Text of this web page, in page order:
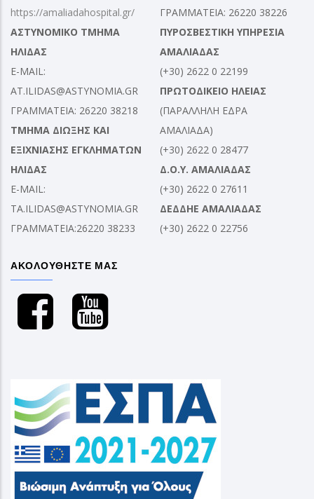
https://amaliadahospital.gr/
ΑΣΤΥΝΟΜΙΚΟ ΤΜΗΜΑ
ΗΛΙΔΑΣ
E-MAIL:
AT.ILIDAS@ASTYNOMIA.GR
ΓΡΑΜΜΑΤΕΙΑ: 26220 38218
ΤΜΗΜΑ ΔΙΩΞΗΣ ΚΑΙ
ΕΞΙΧΝΙΑΣΗΣ ΕΓΚΛΗΜΑΤΩΝ
ΗΛΙΔΑΣ
E-MAIL:
TA.ILIDAS@ASTYNOMIA.GR
ΓΡΑΜΜΑΤΕΙΑ:26220 38233
ΓΡΑΜΜΑΤΕΙΑ: 26220 38226
ΠΥΡΟΣΒΕΣΤΙΚΗ ΥΠΗΡΕΣΙΑ
ΑΜΑΛΙΑΔΑΣ
(+30) 2622 0 22199
ΠΡΩΤΟΔΙΚΕΙΟ ΗΛΕΙΑΣ
(ΠΑΡΑΛΛΗΛΗ ΕΔΡΑ
ΑΜΑΛΙΑΔΑ)
(+30) 2622 0 28477
Δ.Ο.Υ. ΑΜΑΛΙΑΔΑΣ
(+30) 2622 0 27611
ΔΕΔΔΗΕ ΑΜΑΛΙΑΔΑΣ
(+30) 2622 0 22756
ΑΚΟΛΟΥΘΗΣΤΕ ΜΑΣ